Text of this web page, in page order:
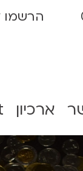
הרשמו
ארכיון